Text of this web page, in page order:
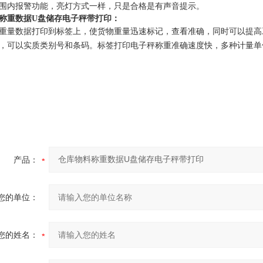
内报警功能，亮灯方式一样，只是合格是有声音提示。
重数据U盘储存电子秤带打印：
量数据打印到标签上，使货物重量迅速标记，查看准确，同时可以提
可以实质类别号和条码。标签打印电子秤称重准确速度快，多种计量
产品：
的单位：
的姓名：